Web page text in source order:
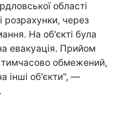
області
через
На об'єкті була
евакуація. Прийом
тимчасово обмежений,
інші об'єкти", —